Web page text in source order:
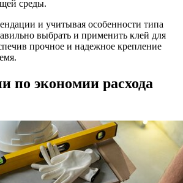
среды.
и учитывая особенности типа
выбрать и применить клей для
прочное и надежное крепление
по экономии расхода